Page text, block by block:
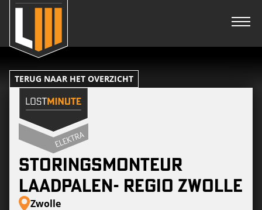
TERUG NAAR HET OVERZICHT
Storingsmonteur
laadpalen- Regio Zwolle
Zwolle